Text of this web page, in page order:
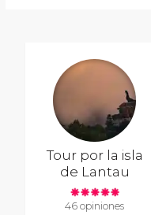
Tour por la isla
de Lantau
46 opiniones